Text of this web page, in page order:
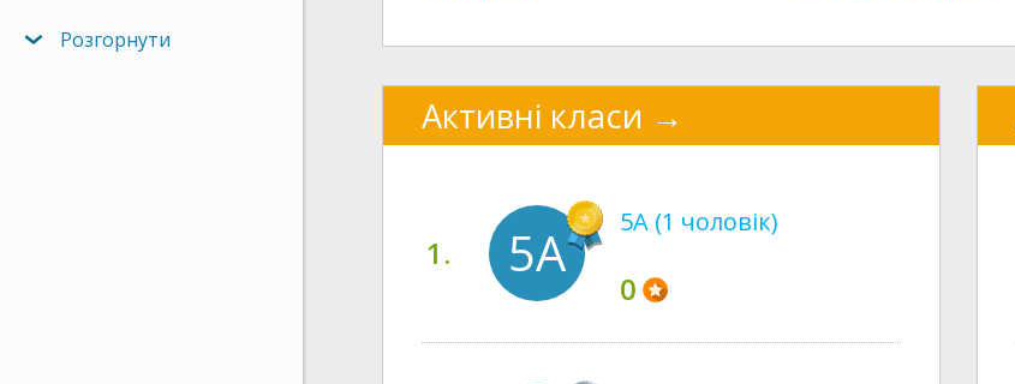
Розгорнути
Активні класи
1. 5А 5А (1 чоловік)
0